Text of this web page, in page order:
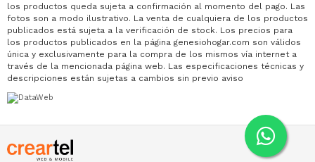
los productos queda sujeta a confirmación al momento del pago. Las
fotos son a modo ilustrativo. La venta de cualquiera de los productos
publicados está sujeta a la verificación de stock. Los precios para
los productos publicados en la página genesiohogar.com son válidos
única y exclusivamente para la compra de los mismos vía internet a
través de la mencionada página web. Las especificaciones técnicas y
descripciones están sujetas a cambios sin previo aviso